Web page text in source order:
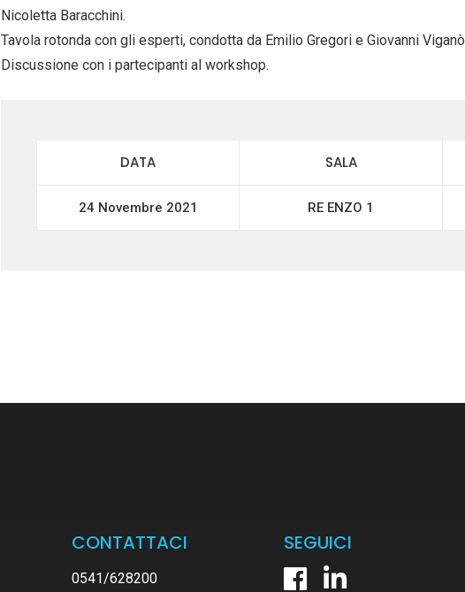
Nicoletta Baracchini.
Tavola rotonda con gli esperti, condotta da Emilio Gregori e Giovanni Viganò
Discussione con i partecipanti al workshop.
DATA SALA
24 Novembre 2021 RE ENZO 1
CONTATTACI
0541/628200
SEGUICI